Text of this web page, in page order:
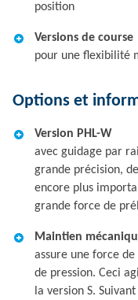
position
Versions de course
pour une flexibilité
Options et
Version PHL-W
avec guidage par
grande précision,
encore plus
grande force de
Maintien
assure une force
de pression. Ceci
la version S.